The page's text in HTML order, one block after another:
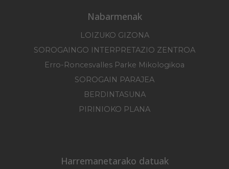
Nabarmenak
LOIZUKO GIZONA
SOROGAINGO INTERPRETAZIO ZENTROA
Erro-Roncesvalles Parke Mikologikoa
SOROGAIN PARAJEA
BERDINTASUNA
PIRINIOKO PLANA
Harremanetarako datuak